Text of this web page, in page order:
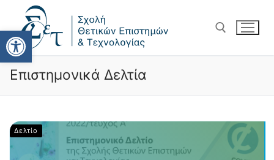
Ανοίξτε τη γραμμή
Επιστημονικά Δελτία
Δελτίο